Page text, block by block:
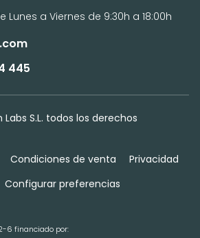
Lunes a Viernes de 9:30h a 18:00h
445
S.L. todos los derechos
Condiciones de venta
Privacidad
Configurar preferencias
6 financiado por: